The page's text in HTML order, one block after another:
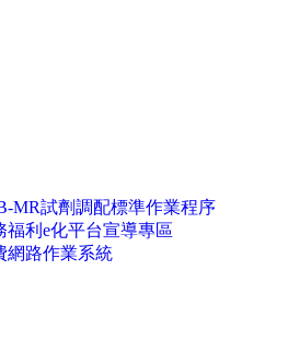
MR試劑調配標準作業程序
福利e化平台宣導專區
網路作業系統